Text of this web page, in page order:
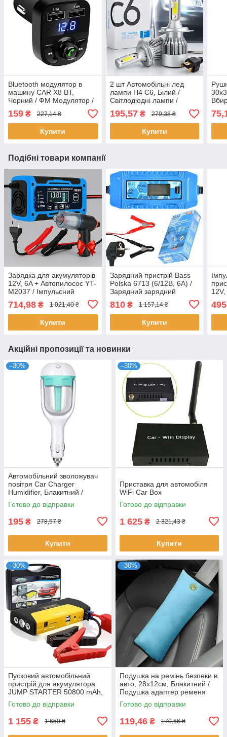
Bluetooth модулятор в
машину CAR X8 BT,
Чорний / ФМ Модулятор /
ФМ Трансмітер з блютуз /
Блютуз модулятор
159 ₴ 227,14 ₴
Купити
2 шт Автомобільні лед
лампи H4 C6, Білий /
Світлодіодні лампи /
Автолампи / Лед лампи
для авто
195,57₴ 279,38 ₴
Купити
Подібні товари компанії
Зарядка для акумуляторів
12V, 6A + Автопилосос YT-
M2037 / Імпульсний
акумулятора
714,98 ₴ 1 021,40 ₴
Купити
Зарядний пристрій Bass
Polska 6713 (6/12В, 6А) /
Зарядний зарядний
пристрій для автомобіля /
Зарядний пристрій
810₴ 1 157,14 ₴
Купити
Акційні пропозиції та новинки
–30%
Автомобільний зволожувач
повітря Car Charger
Humidifier, Блакитний /
Очищувач повітря в машину
Готово до відправки
195 ₴ 278,57 ₴
Купити
–30%
Приставка для автомобіля
WiFi Car Box
Готово до відправки
1 625 ₴ 2 321,43 ₴
Купити
–30%
Пусковий автомобільний
пристрій для акумулятора
JUMP STARTER 50800 mAh,
Жовтий / Зарядний пристрій
для машини
Готово до відправки
1 155 ₴ 1 650 ₴
–30%
Подушка на ремінь безпеки в
авто, 28х12см, Блакитний /
Подушка адаптер ременя
безпеки для дітей
Готово до відправки
119,46 ₴ 170,66 ₴